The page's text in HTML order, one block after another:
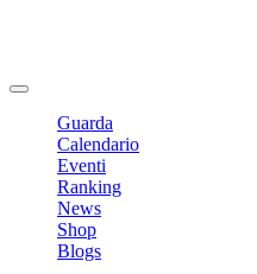
Guarda
Calendario
Eventi
Ranking
News
Shop
Blogs